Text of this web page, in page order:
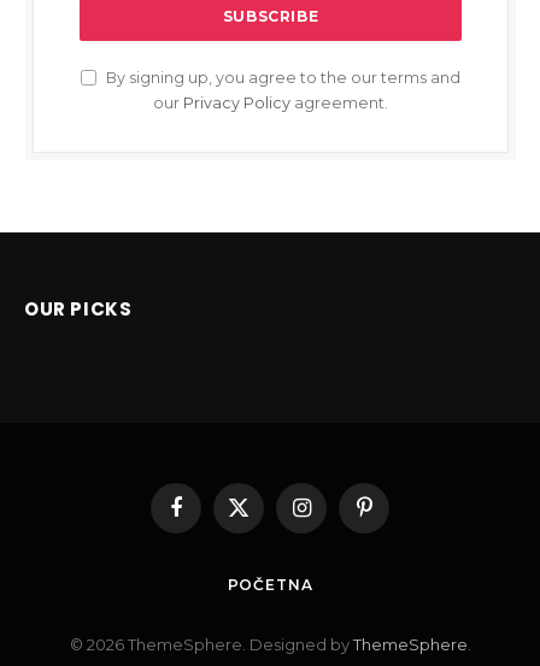
By signing up, you agree to the our terms and
our Privacy Policy agreement.
OUR PICKS
Facebook
X
(Twitter)
InstagramPinterest
POČETNA
© 2026 ThemeSphere. Designed byThemeSphere